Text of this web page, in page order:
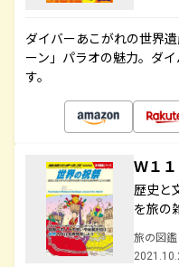
ダイバーあこがれの世界
ーン」パラオの魅力。ダ
す。
Ｗ１
歴史と
を旅の
旅の図鑑